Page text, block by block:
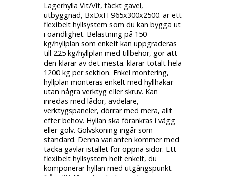
Lagerhylla Vit/Vit, täckt gavel,
utbyggnad, BxDxH 965x300x2500. är ett
flexibelt hyllsystem som du kan bygga ut
i oändlighet. Belastning på 150
kg/hyllplan som enkelt kan uppgraderas
till 225 kg/hyllplan med tillbehör, gör att
den klarar av det mesta. klarar totalt hela
1200 kg per sektion. Enkel montering,
hyllplan monteras enkelt med hyllhakar
utan några verktyg eller skruv. Kan
inredas med lådor, avdelare,
verktygspaneler, dörrar med mera, allt
efter behov. Hyllan ska förankras i vägg
eller golv. Golvskoning ingår som
standard. Denna varianten kommer med
täcka gavlar istället för öppna sidor. Ett
flexibelt hyllsystem helt enkelt, du
komponerar hyllan med utgångspunkt